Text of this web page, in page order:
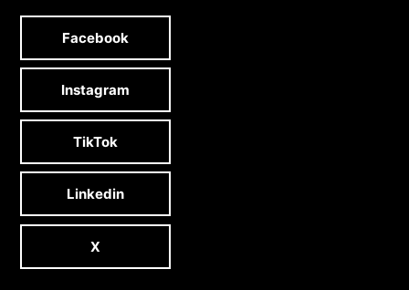
Facebook
Instagram
TikTok
Linkedin
X